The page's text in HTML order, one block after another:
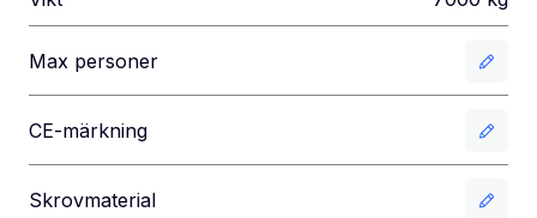
Max personer
CE-märkning
Skrovmaterial